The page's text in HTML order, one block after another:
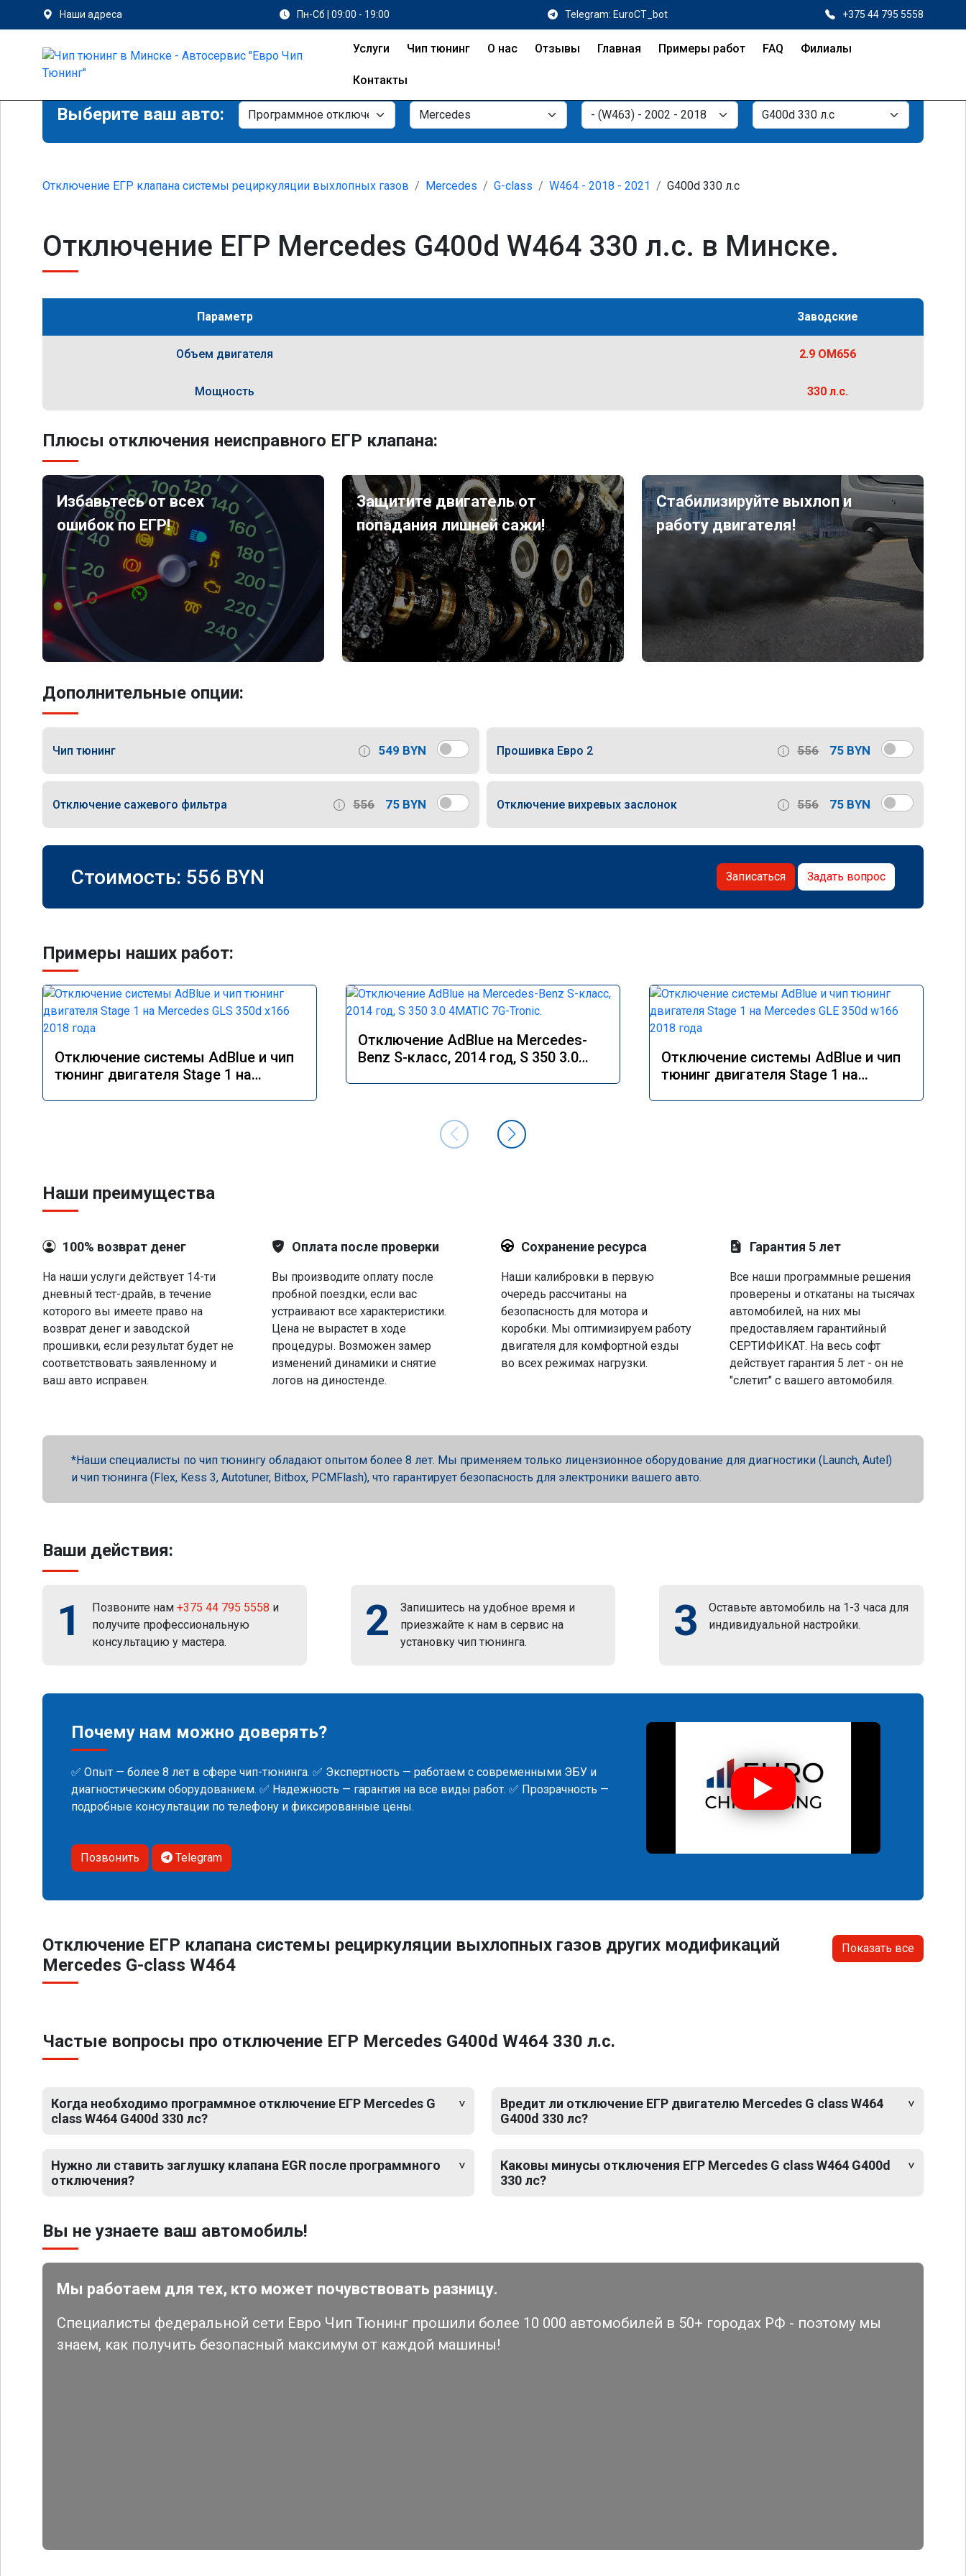
Наши адреса Пн-Сб | 09:00 - 19:00 Telegram: EuroCT_bot +375 44 795 5558
Услуги Чип тюнинг О нас Отзывы Главная Примеры работ FAQ Филиалы
Контакты
Выберите ваш авто:
Отключение ЕГР клапана системы рециркуляции выхлопных газов Mercedes G-class W464 - 2018 - 2021 G400d 330 л.с
Отключение ЕГР Mercedes G400d W464 330 л.с. в Минске.
Параметр Заводские
Объем двигателя 2.9 OM656
Мощность 330 л.с.
Плюсы отключения неисправного ЕГР клапана:
Избавьтесь от всех
ошибок по ЕГР!
Защитите двигатель от
попадания лишней сажи!
Стабилизируйте выхлоп и
работу двигателя!
Дополнительные опции:
Чип тюнинг 549 BYN Прошивка Евро 2 556 75 BYN
Отключение сажевого фильтра 556 75 BYN Отключение вихревых заслонок 556 75 BYN
Стоимость: 556 BYN Записаться Задать вопрос
Примеры наших работ:
Отключение системы AdBlue и чип
тюнинг двигателя Stage 1 на
Отключение AdBlue на Mercedes-
Benz S-класс, 2014 год, S 350 3.0
Отключение системы AdBlue и чип
тюнинг двигателя Stage 1 на
Наши преимущества
100% возврат денег
На наши услуги действует 14-ти
дневный тест-драйв, в течение
которого вы имеете право на
возврат денег и заводской
прошивки, если результат будет не
соответствовать заявленному и
ваш авто исправен.
Оплата после проверки
Вы производите оплату после
пробной поездки, если вас
устраивают все характеристики.
Цена не вырастет в ходе
процедуры. Возможен замер
изменений динамики и снятие
логов на диностенде.
Сохранение ресурса
Наши калибровки в первую
очередь рассчитаны на
безопасность для мотора и
коробки. Мы оптимизируем работу
двигателя для комфортной езды
во всех режимах нагрузки.
Гарантия 5 лет
Все наши программные решения
проверены и откатаны на тысячах
автомобилей, на них мы
предоставляем гарантийный
СЕРТИФИКАТ. На весь софт
действует гарантия 5 лет - он не
"слетит" с вашего автомобиля.
Наши специалисты по чип тюнингу обладают опытом более 8 лет. Мы применяем только лицензионное оборудование для диагностики (Launch, Autel)
и чип тюнинга (Flex, Kess 3, Autotuner, Bitbox, PCMFlash), что гарантирует безопасность для электроники вашего авто.
Ваши действия:
1 Позвоните нам +375 44 795 5558 и
получите профессиональную
консультацию у мастера.
2
Запишитесь на удобное время и
приезжайте к нам в сервис на
установку чип тюнинга.
3
Оставьте автомобиль на 1-3 часа для
индивидуальной настройки.
Почему нам можно доверять?
✅ Опыт — более 8 лет в сфере чип-тюнинга. ✅ Экспертность — работаем с современными ЭБУ и
диагностическим оборудованием. ✅ Надежность — гарантия на все виды работ. ✅ Прозрачность —
подробные консультации по телефону и фиксированные цены.
Позвонить Telegram
Отключение ЕГР клапана системы рециркуляции выхлопных газов других модификаций
Mercedes G-class W464
Показать все
Частые вопросы про отключение ЕГР Mercedes G400d W464 330 л.с.
Когда необходимо программное отключение ЕГР Mercedes G
class W464 G400d 330 лс?
Нужно ли ставить заглушку клапана EGR после программного
отключения?
Вредит ли отключение ЕГР двигателю Mercedes G class W464
G400d 330 лс?
Каковы минусы отключения ЕГР Mercedes G class W464 G400d
330 лс?
Вы не узнаете ваш автомобиль!
Мы работаем для тех, кто может почувствовать разницу.
Специалисты федеральной сети Евро Чип Тюнинг прошили более 10 000 автомобилей в 50+ городах РФ - поэтому мы
знаем, как получить безопасный максимум от каждой машины!